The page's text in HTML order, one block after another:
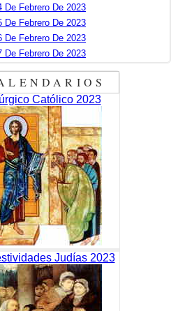
De Febrero De 2023
De Febrero De 2023
De Febrero De 2023
De Febrero De 2023
Católico 2023
Judías 2023